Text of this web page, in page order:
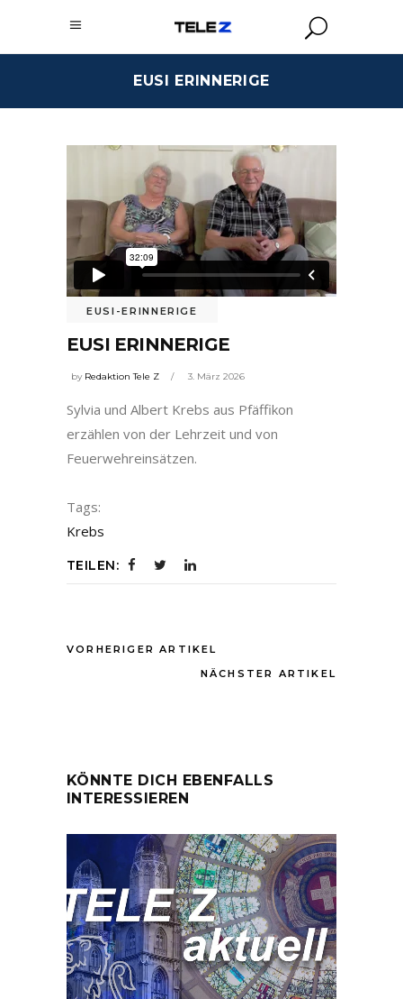
EUSI ERINNERIGE
EUSI-ERINNERIGE
EUSI ERINNERIGE
by Redaktion Tele Z 3. März 2026
Sylvia und Albert Krebs aus Pfäffikon
erzählen von der Lehrzeit und von
Feuerwehreinsätzen.
Tags:
Krebs
TEILEN:
VORHERIGER ARTIKEL
NÄCHSTER ARTIKEL
KÖNNTE DICH EBENFALLS
INTERESSIEREN